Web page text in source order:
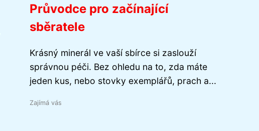
Průvodce pro začínající
sběratele
Krásný minerál ve vaší sbírce si zaslouží
správnou péči. Bez ohledu na to, zda máte
jeden kus, nebo stovky exemplářů, prach a...
Zajímá vás